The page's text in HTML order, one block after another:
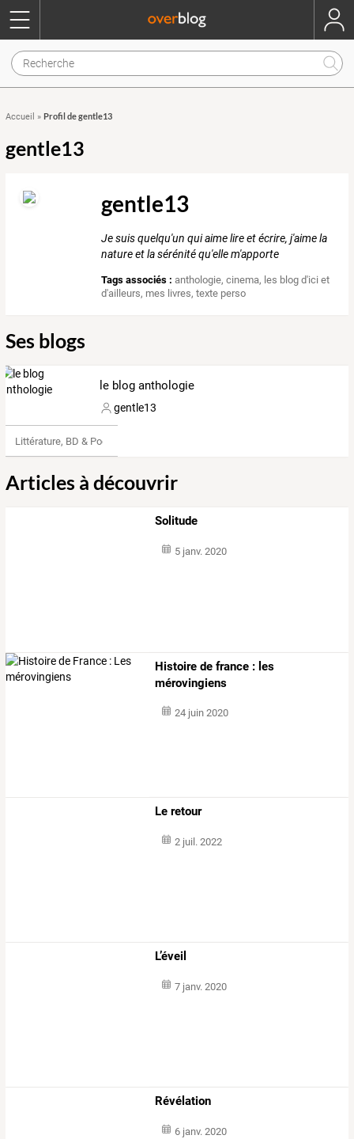
Accueil » Profil de gentle13
gentle13
gentle13
Je suis quelqu'un qui aime lire et écrire, j'aime la
nature et la sérénité qu'elle m'apporte
Tags associés : anthologie,cinema, les blog d'ici et
d'ailleurs, mes livres,texte perso
Ses blogs
le blog anthologie
gentle13
Littérature, BD & Poésie
Articles à découvrir
Solitude
5 janv. 2020
Histoire de france : les
mérovingiens
24 juin 2020
Le retour
2 juil. 2022
L’éveil
7 janv. 2020
Révélation
6 janv. 2020